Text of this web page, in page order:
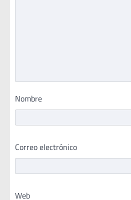
Nombre
Correo electrónico
Web